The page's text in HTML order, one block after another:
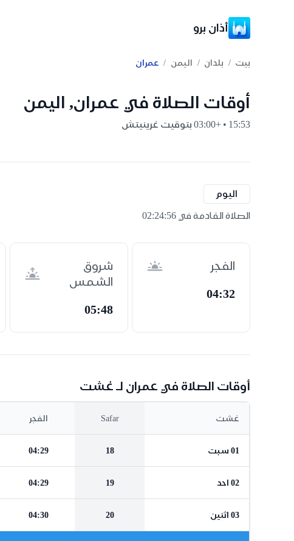
أذان برو
بيت / بلدان / اليمن / عمران
أوقات الصلاة في عمران, اليمن
15:53 • +03:00 بتوقيت غرينيتش
اليوم
الصلاة القادمة في 02:24:55
الفجر
04:32
شروق
الشمس
05:48
أوقات الصلاة في عمران لـ غشت
غشت Safar الفجر
01 سبت 18
04:29
02 احد 19
04:29
03 اثنين 20
04:30